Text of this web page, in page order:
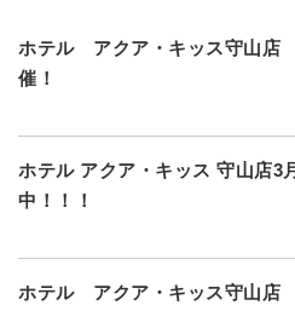
ホテル アクア・キッス守山店
催！
ホテル アクア・キッス 守山店3
中！！！
ホテル アクア・キッス守山店